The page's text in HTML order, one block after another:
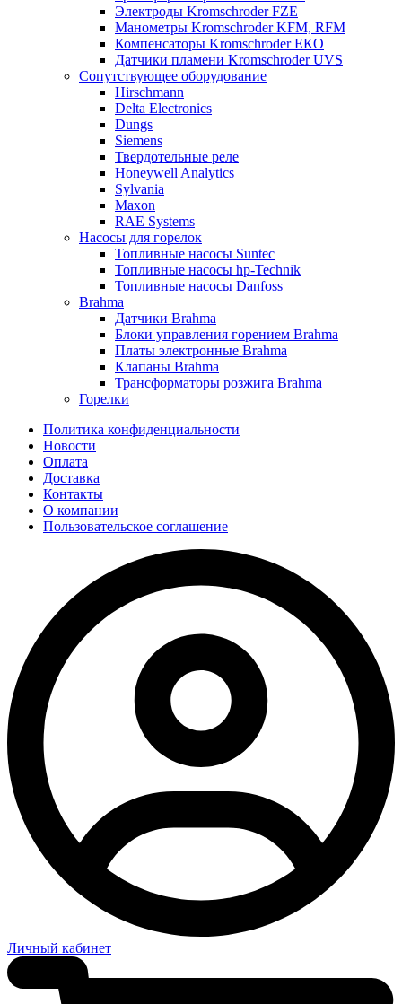
Электроды Kromschroder FZE
Манометры Kromschroder KFM, RFM
Компенсаторы Kromschroder ЕКО
Датчики пламени Kromschroder UVS
Сопутствующее оборудование
Hirschmann
Delta Electronics
Dungs
Siemens
Твердотельные реле
Honeywell Analytics
Sylvania
Maxon
RAE Systems
Насосы для горелок
Топливные насосы Suntec
Топливные насосы hp-Technik
Топливные насосы Danfoss
Brahma
Датчики Brahma
Блоки управления горением Brahma
Платы электронные Brahma
Клапаны Brahma
Трансформаторы розжига Brahma
Горелки
Политика конфиденциальности
Новости
Оплата
Доставка
Контакты
О компании
Пользовательское соглашение
Личный кабинет